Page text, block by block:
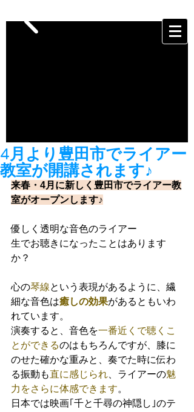
4月より豊田市でライアー
教室が開講されます♪
来春・4月に新しく豊田市でライアー教
室がオープンします♪
優しく透明な音色のライアー
生でお聴きになったことはあります
か？
心の琴線という表現があるように、繊
細な音色は癒しの効果があるともいわ
れています。
演奏すると、音色を一番近くで聴くこ
とができるのはもちろんですが、膝に
のせた確かな重みと、奏でた時に伝わ
る振動も直に感じられ 、ライアーの魅
力をさらに体感できます。
日本では映画｢千と千尋の神隠し｣のテ